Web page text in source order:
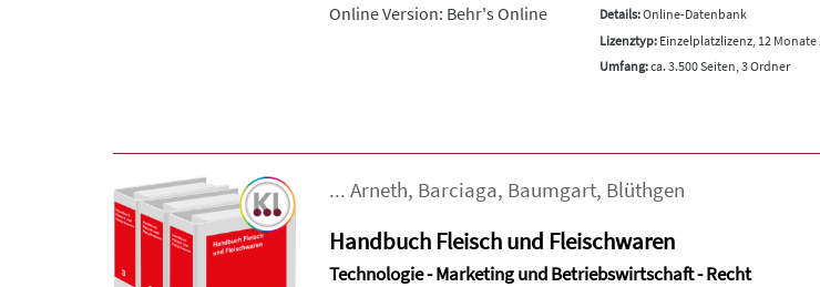
Online Version: Behr's Online Details:Online-Datenbank
Lizenztyp:Einzelplatzlizenz, 12
Umfang:ca. 3.500 Seiten, 3 Ordner
... Arneth, Barciaga, Baumgart, Blüthgen
Handbuch Fleisch und Fleischwaren
Technologie - Marketing und Betriebswirtschaft - Recht